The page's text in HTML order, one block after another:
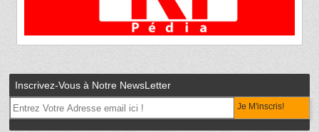
Inscrivez-Vous à Notre NewsLetter
Je M'inscris!